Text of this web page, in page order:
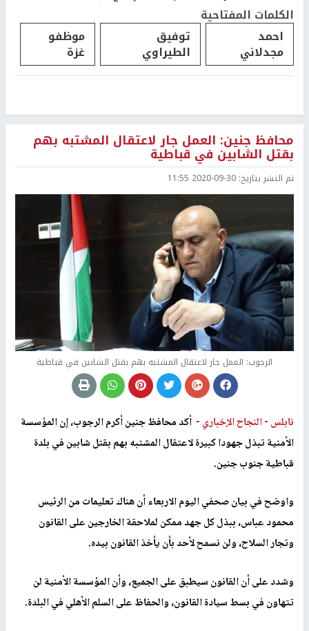
الكلمات المفتاحية
احمد
مجدلاني
توفيق
الطيراوي
موظفو
غزة
محافظ جنين: العمل جار لاعتقال المشتبه بهم
بقتل الشابين في قباطية
تم النشر بتاريخ: 2020-09-30 11:55
الرجوب: العمل جار لاعتقال المشتبه بهم بقتل الشابين في قباطية
نابلس -النجاح الإخباري - أكد محافظ جنين أكرم الرجوب، إن المؤسسة
الأمنية تبذل جهودا كبيرة لاعتقال المشتبه بهم بقتل شابين في بلدة
قباطية جنوب جنين.
واوضح في بيان صحفي اليوم الاربعاء أن هناك تعليمات من الرئيس
محمود عباس، ببذل كل جهد ممكن لملاحقة الخارجين على القانون
وتجار السلاح، ولن نسمح لأحد بأن يأخذ القانون بيده.
وشدد على أن القانون سيطبق على الجميع، وأن المؤسسة الأمنية لن
تتهاون في بسط سيادة القانون، والحفاظ على السلم الأهلي في البلدة.